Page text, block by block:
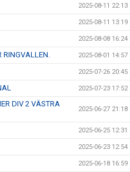
2025-08-11 22:13
2025-08-11 13:19
2025-08-08 16:24
RINGVALLEN. 2025-08-01 14:57
2025-07-26 20:45
2025-07-23 17:52
DIV 2 VÄSTRA
2025-06-27 21:18
2025-06-25 12:31
2025-06-23 12:54
2025-06-18 16:59